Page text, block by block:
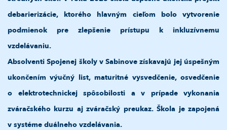
debarierizácie, ktorého hlavným cieľom bolo vytvorenie
podmienok pre zlepšenie prístupu k inkluzívnemu
vzdelávaniu.
Absolventi Spojenej školy v Sabinove získavajú jej úspešným
ukončením výučný list, maturitné vysvedčenie, osvedčenie
o elektrotechnickej spôsobilosti a v prípade vykonania
zváračského kurzu aj zváračský preukaz.Škola je zapojená
v systéme duálneho vzdelávania.